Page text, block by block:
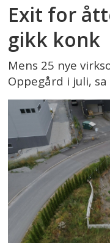
Exit for
gikk konk
Mens 25 nye
Oppegård i juli,